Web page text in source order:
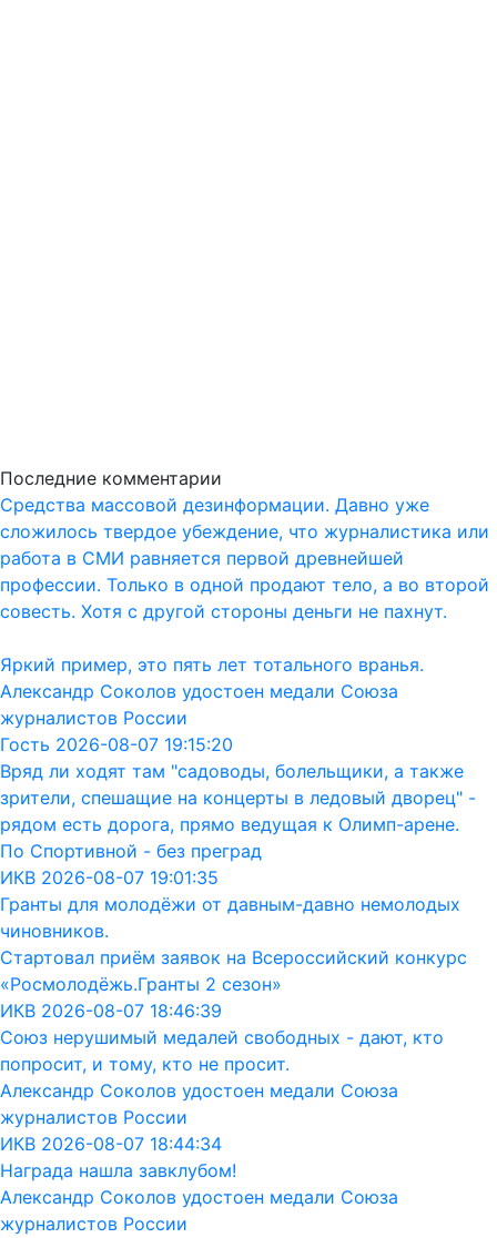
Последние комментарии
Средства массовой дезинформации. Давно уже
сложилось твердое убеждение, что журналистика или
работа в СМИ равняется первой древнейшей
профессии. Только в одной продают тело, а во второй
совесть. Хотя с другой стороны деньги не пахнут.
Яркий пример, это пять лет тотального вранья.
Александр Соколов удостоен медали Союза
журналистов России
Гость 2026-08-07 19:15:20
Вряд ли ходят там "садоводы, болельщики, а также
зрители, спешащие на концерты в ледовый дворец" -
рядом есть дорога, прямо ведущая к Олимп-арене.
По Спортивной - без преград
ИКВ 2026-08-07 19:01:35
Гранты для молодёжи от давным-давно немолодых
чиновников.
Стартовал приём заявок на Всероссийский конкурс
«Росмолодёжь.Гранты 2 сезон»
ИКВ 2026-08-07 18:46:39
Союз нерушимый медалей свободных - дают, кто
попросит, и тому, кто не просит.
Александр Соколов удостоен медали Союза
журналистов России
ИКВ 2026-08-07 18:44:34
Награда нашла завклубом!
Александр Соколов удостоен медали Союза
журналистов России